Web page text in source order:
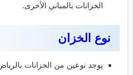
الخزانات بالمباني الأخرى.
نوع الخزان
يوجد نوعين من الخزانات